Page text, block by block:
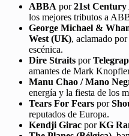
ABBA por21st
los mejores tributos a
George Michael &
West (UK), aclamado
escénica.
Dire Straits por
amantes de Mark
Manu Chao / Mano
energía y la fiesta de los
Tears For Fears por
reputados de Europa.
Kendji Girac porKG